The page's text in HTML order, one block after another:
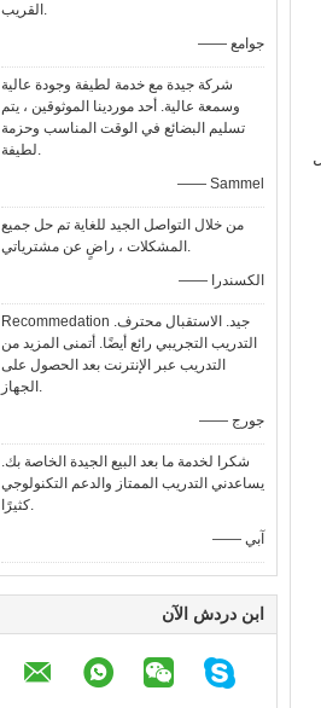
القريب.
—— جوامع
شركة جيدة مع خدمة لطيفة وجودة عالية
وسمعة عالية. أحد موردينا الموثوقين ، يتم
تسليم البضائع في الوقت المناسب وحزمة
لطيفة.
—— Sammel
من خلال التواصل الجيد للغاية تم حل جميع
المشكلات ، راضٍ عن مشترياتي.
—— الكسندرا
Recommedation جيد. الاستقبال محترف.
التدريب التجريبي رائع أيضًا. أتمنى المزيد من
التدريب عبر الإنترنت بعد الحصول على
الجهاز.
—— جورج
شكرا لخدمة ما بعد البيع الجيدة الخاصة بك.
يساعدني التدريب الممتاز والدعم التكنولوجي
كثيرًا.
—— آبي
ابن دردش الآن